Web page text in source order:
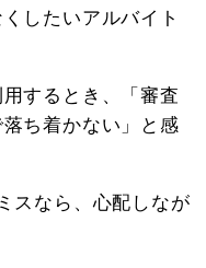
したいアルバイト
するとき、「審査
ち着かない」と感
スなら、心配しなが